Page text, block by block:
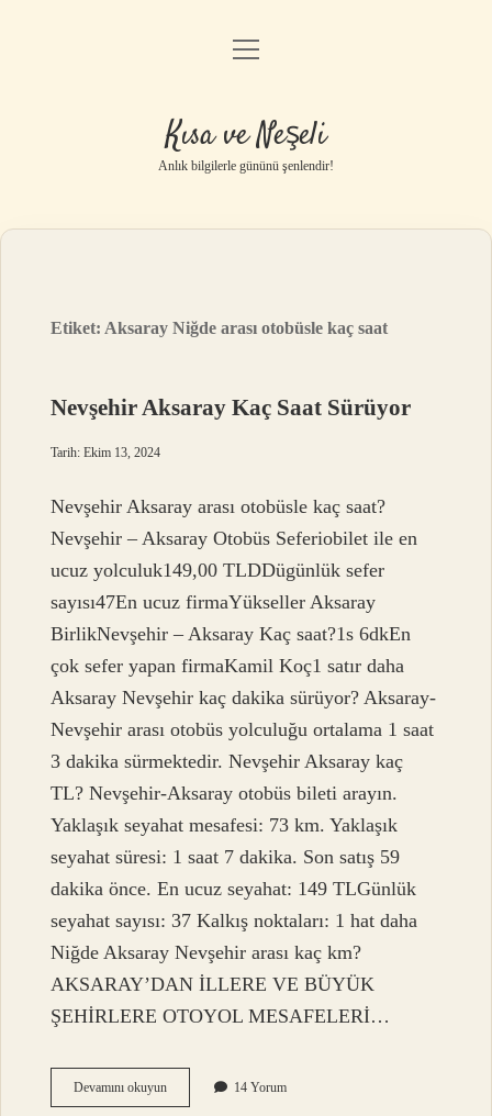
Anasayfa
Yasal Uyarı
menüyü
Kısa ve Neşeli
Anlık bilgilerle gününü şenlendir!
Etiket: Aksaray Niğde arası otobüsle kaç saat
Nevşehir Aksaray Kaç Saat Sürüyor
Tarih: Ekim 13, 2024
Nevşehir Aksaray arası otobüsle kaç saat?
Nevşehir – Aksaray Otobüs Seferiobilet ile en
ucuz yolculuk149,00 TLDDügünlük sefer
sayısı47En ucuz firmaYükseller Aksaray
BirlikNevşehir – Aksaray Kaç saat?1s 6dkEn
çok sefer yapan firmaKamil Koç1 satır daha
Aksaray Nevşehir kaç dakika sürüyor? Aksaray-
Nevşehir arası otobüs yolculuğu ortalama 1 saat
3 dakika sürmektedir. Nevşehir Aksaray kaç
TL? Nevşehir-Aksaray otobüs bileti arayın.
Yaklaşık seyahat mesafesi: 73 km. Yaklaşık
seyahat süresi: 1 saat 7 dakika. Son satış 59
dakika önce. En ucuz seyahat: 149 TLGünlük
seyahat sayısı: 37 Kalkış noktaları: 1 hat daha
Niğde Aksaray Nevşehir arası kaç km?
AKSARAY’DAN İLLERE VE BÜYÜK
ŞEHİRLERE OTOYOL MESAFELERİ…
Devamını okuyunNevşehir
Aksaray
14 Yorum